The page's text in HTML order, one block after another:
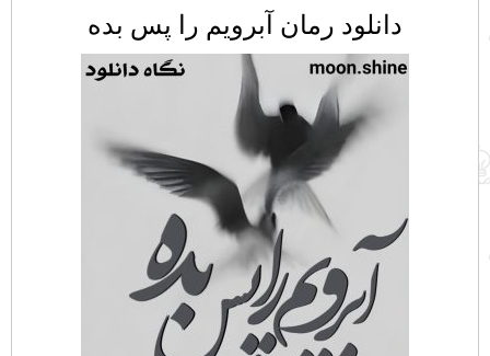
دانلود رمان آبرویم را پس بده